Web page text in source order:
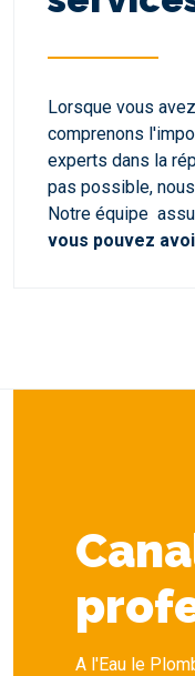
Lorsque vous
comprenons
experts dans la
pas possible,
Notre équipe
vous pouvez
A l'Eau le